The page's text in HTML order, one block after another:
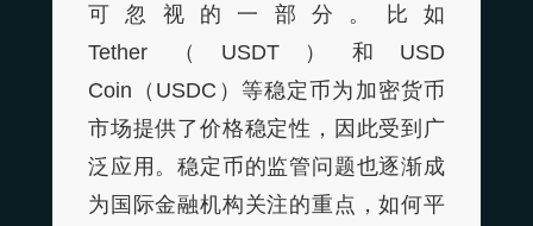
可忽视的一部分。比如
Tether（USDT）和USD
Coin（USDC）等稳定币为加密货币
市场提供了价格稳定性，因此受到广
泛应用。稳定币的监管问题也逐渐成
为国际金融机构关注的重点，如何平